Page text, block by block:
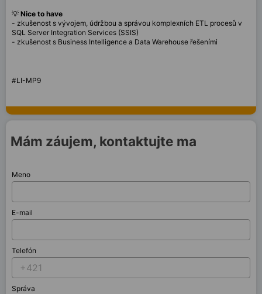
💡 Nice to have
- zkušenost s vývojem, údržbou a správou komplexních ETL procesů v
SQL Server Integration Services (SSIS)
- zkušenost s Business Intelligence a Data Warehouse řešeními
#LI-MP9
Mám záujem, kontaktujte ma
Meno
E-mail
Telefón
Správa